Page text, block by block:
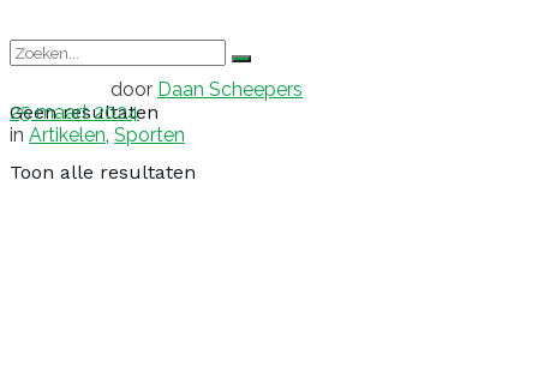
Geen resultaten
Toon alle resultaten
door Daan Scheepers
25 maart 2024
in Artikelen, Sporten